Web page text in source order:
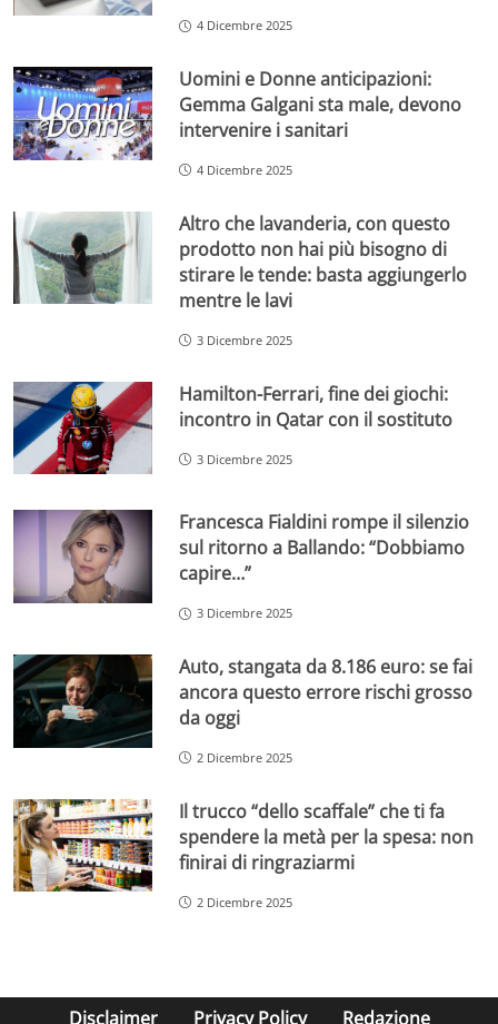
4 Dicembre 2025
Uomini e Donne anticipazioni:
Gemma Galgani sta male, devono
intervenire i sanitari
4 Dicembre 2025
Altro che lavanderia, con questo
prodotto non hai più bisogno di
stirare le tende: basta aggiungerlo
mentre le lavi
3 Dicembre 2025
Hamilton-Ferrari, fine dei giochi:
incontro in Qatar con il sostituto
3 Dicembre 2025
Francesca Fialdini rompe il silenzio
sul ritorno a Ballando: “Dobbiamo
capire…”
3 Dicembre 2025
Auto, stangata da 8.186 euro: se fai
ancora questo errore rischi grosso
da oggi
2 Dicembre 2025
Il trucco “dello scaffale” che ti fa
spendere la metà per la spesa: non
finirai di ringraziarmi
2 Dicembre 2025
Disclaimer Privacy Policy Redazione